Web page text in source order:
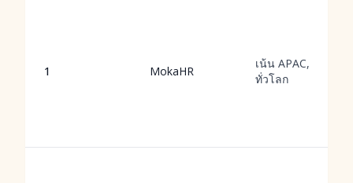
1 MokaHR
เน้น APAC,
ทั่วโลก